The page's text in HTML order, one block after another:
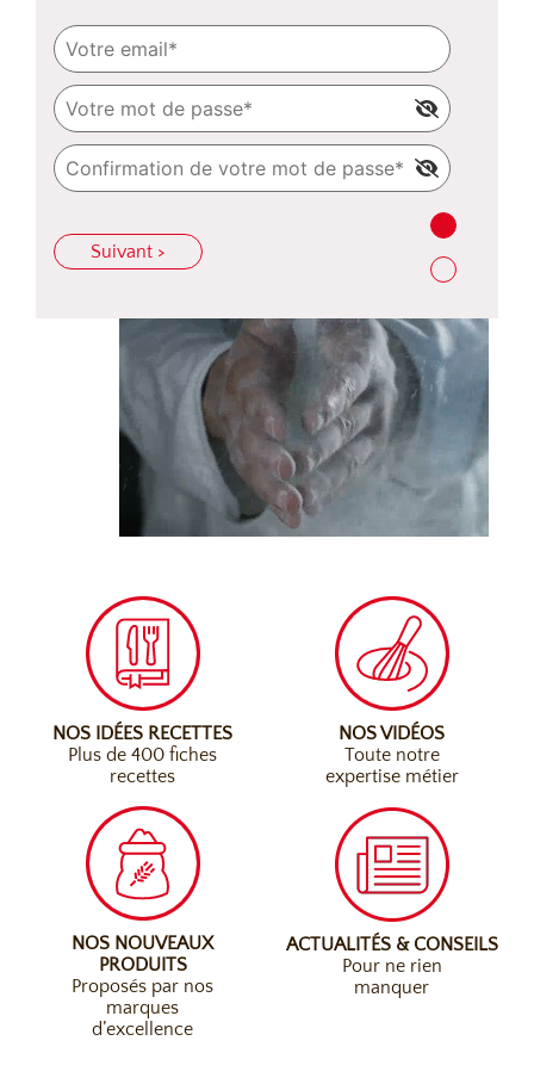
Suivant >
NOS IDÉES RECETTES
Plus de 400 fiches
recettes
NOS VIDÉOS
Toute notre
expertise métier
NOS NOUVEAUX
PRODUITS
Proposés par nos
marques
d’excellence
ACTUALITÉS & CONSEILS
Pour ne rien
manquer